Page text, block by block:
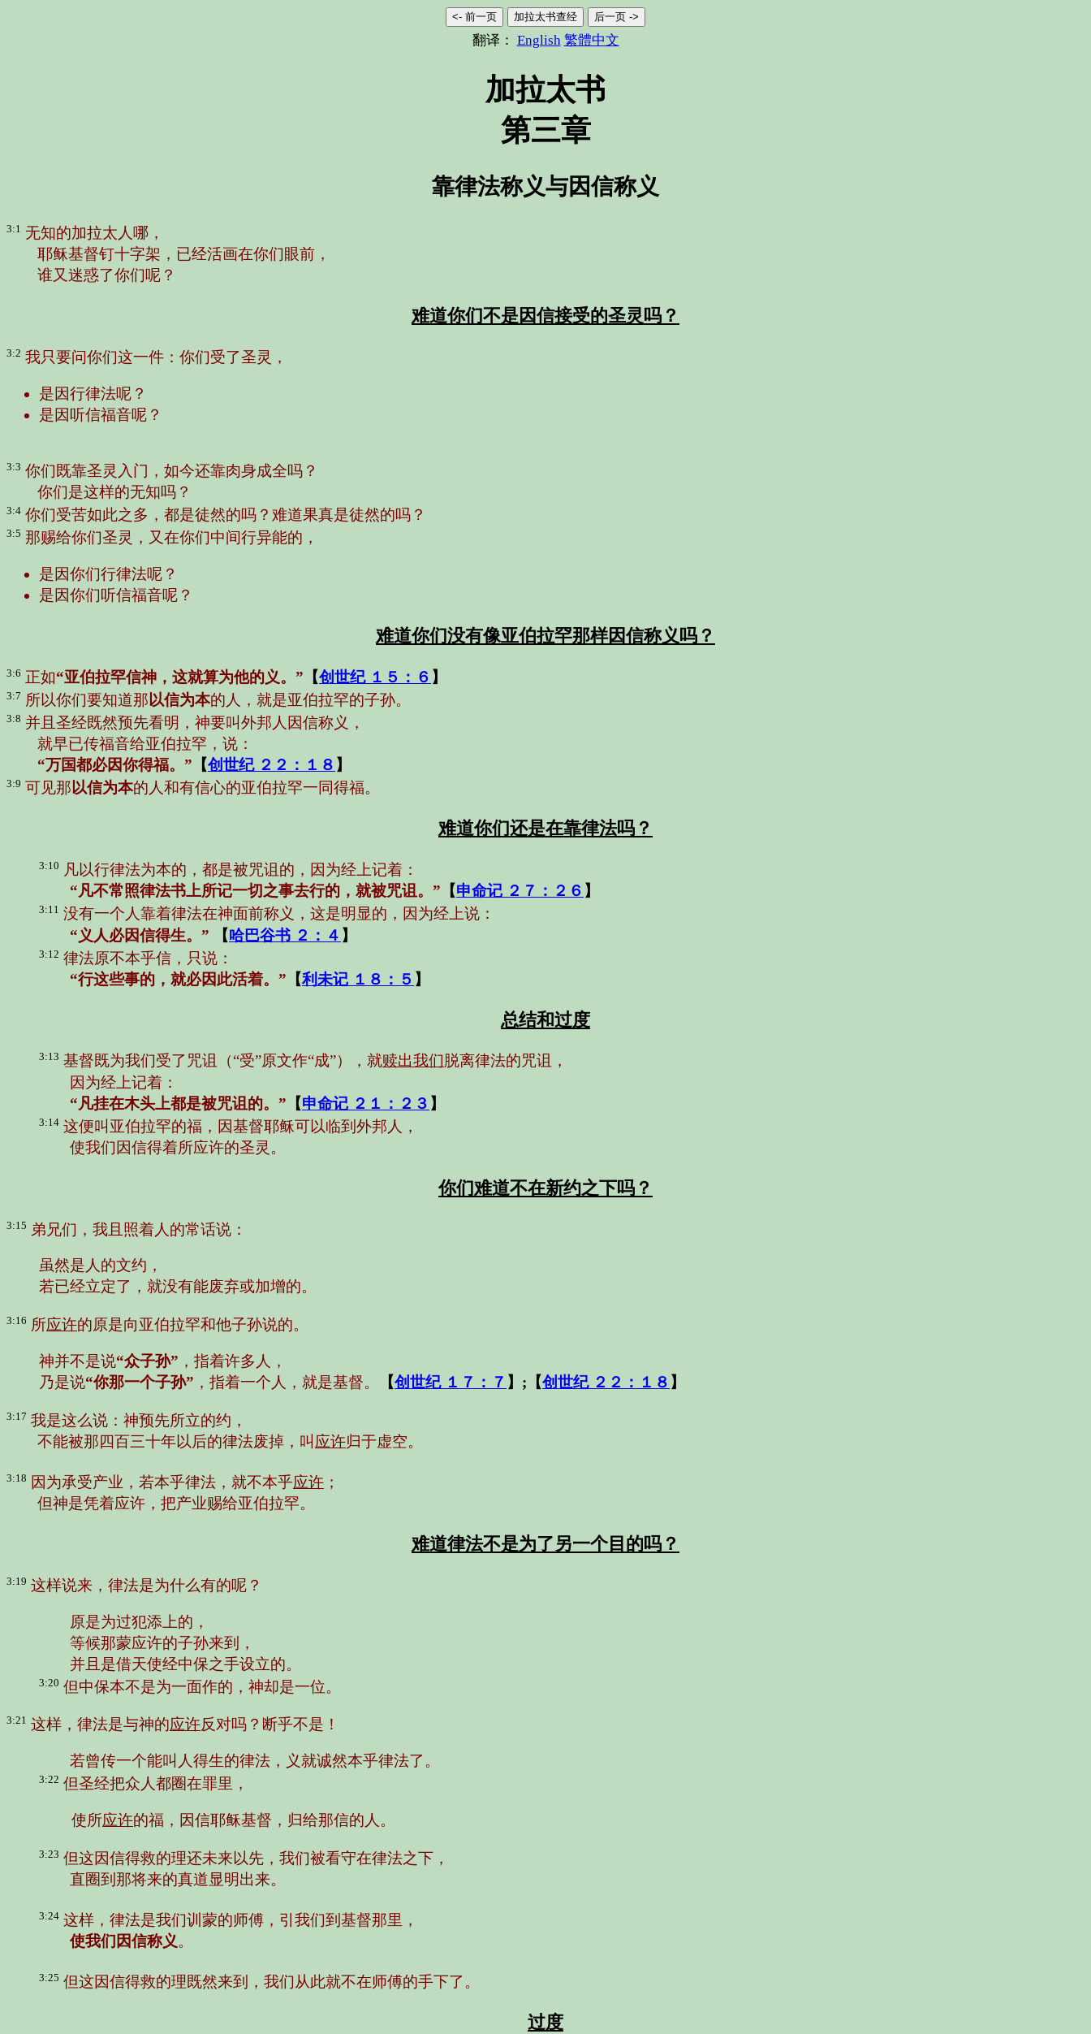
<- 前一页 加拉太书查经 后一页 ->
翻译： English 繁體中文
加拉太书
第三章
靠律法称义与因信称义
3:1 无知的加拉太人哪，
耶稣基督钉十字架，已经活画在你们眼前，
谁又迷惑了你们呢？
难道你们不是因信接受的圣灵吗？
3:2 我只要问你们这一件：你们受了圣灵，
是因行律法呢？
是因听信福音呢？
3:3 你们既靠圣灵入门，如今还靠肉身成全吗？
你们是这样的无知吗？
3:4 你们受苦如此之多，都是徒然的吗？难道果真是徒然的吗？
3:5 那赐给你们圣灵，又在你们中间行异能的，
是因你们行律法呢？
是因你们听信福音呢？
难道你们没有像亚伯拉罕那样因信称义吗？
3:6 正如“亚伯拉罕信神，这就算为他的义。” 【创世纪 １５：６ 】
3:7 所以你们要知道那 以信为本的人，就是亚伯拉罕的子孙。
3:8 并且圣经既然预先看明，神要叫外邦人因信称义，
就早已传福音给亚伯拉罕，说：
“万国都必因你得福。” 【创世纪 ２２：１８ 】
3:9 可见那以信为本的人和有信心的亚伯拉罕一同得福。
难道你们还是在靠律法吗？
3:10 凡以行律法为本的，都是被咒诅的，因为经上记着：
“凡不常照律法书上所记一切之事去行的，就被咒诅。” 【申命记 ２７：２６ 】
3:11 没有一个人靠着律法在神面前称义，这是明显的，因为经上说：
“义人必因信得生。”
【哈巴谷书 ２：４ 】
3:12 律法原不本乎信，只说：
“行这些事的，就必因此活着。” 【利未记 １８：５ 】
总结和过度
3:13 基督既为我们受了咒诅（“受”原文作“成”），就赎出我们脱离律法的咒诅，
因为经上记着：
“凡挂在木头上都是被咒诅的。” 【申命记 ２１：２３ 】
3:14 这便叫亚伯拉罕的福，因基督耶稣可以临到外邦人，
使我们因信得着所应许的圣灵。
你们难道不在新约之下吗？
3:15 弟兄们，我且照着人的常话说：
虽然是人的文约，
若已经立定了，就没有能废弃或加增的。
3:16 所应许的原是向亚伯拉罕和他子孙说的。
神并不是说“众子孙” ，指着许多人，
乃是说“你那一个子孙” ，指着一个人，就是基督。 【创世纪 １７：７ 】;【创世纪 ２２：１８ 】
3:17 我是这么说：神预先所立的约，
不能被那四百三十年以后的律法废掉，叫 应许归于虚空。
3:18 因为承受产业，若本乎律法，就不本乎应许 ；
但神是凭着应许，把产业赐给亚伯拉罕。
难道律法不是为了另一个目的吗？
3:19 这样说来，律法是为什么有的呢？
原是为过犯添上的，
等候那蒙应许的子孙来到，
并且是借天使经中保之手设立的。
3:20 但中保本不是为一面作的，神却是一位。
3:21 这样，律法是与神的应许反对吗？断乎不是！
若曾传一个能叫人得生的律法，义就诚然本乎律法了。
3:22 但圣经把众人都圈在罪里，
使所应许的福，因信耶稣基督，归给那信的人。
3:23 但这因信得救的理还未来以先，我们被看守在律法之下，
直圈到那将来的真道显明出来。
3:24 这样，律法是我们训蒙的师傅，引我们到基督那里，
使我们因信称义。
3:25 但这因信得救的理既然来到，我们从此就不在师傅的手下了。
过度